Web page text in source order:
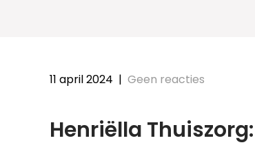
11 april 2024 | Geen reacties
Henriëlla